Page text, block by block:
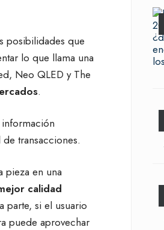
posibilidades que
lo que llama una
Neo QLED y The
.
transacciones.
pieza en una
calidad
parte, si el usuario
puede aprovechar